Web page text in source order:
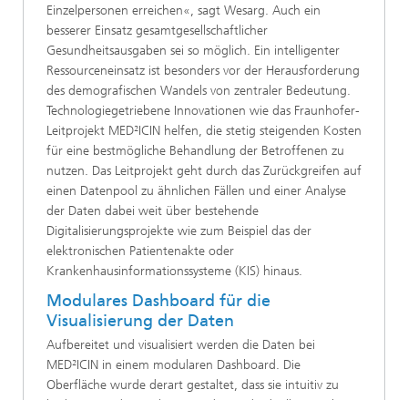
Einzelpersonen erreichen«, sagt Wesarg. Auch ein
besserer Einsatz gesamtgesellschaftlicher
Gesundheitsausgaben sei so möglich. Ein intelligenter
Ressourceneinsatz ist besonders vor der Herausforderung
des demografischen Wandels von zentraler Bedeutung.
Technologiegetriebene Innovationen wie das Fraunhofer-
Leitprojekt MED²ICIN helfen, die stetig steigenden Kosten
für eine bestmögliche Behandlung der Betroffenen zu
nutzen. Das Leitprojekt geht durch das Zurückgreifen auf
einen Datenpool zu ähnlichen Fällen und einer Analyse
der Daten dabei weit über bestehende
Digitalisierungsprojekte wie zum Beispiel das der
elektronischen Patientenakte oder
Krankenhausinformationssysteme (KIS) hinaus.
Modulares Dashboard für die
Visualisierung der Daten
Aufbereitet und visualisiert werden die Daten bei
MED²ICIN in einem modularen Dashboard. Die
Oberfläche wurde derart gestaltet, dass sie intuitiv zu